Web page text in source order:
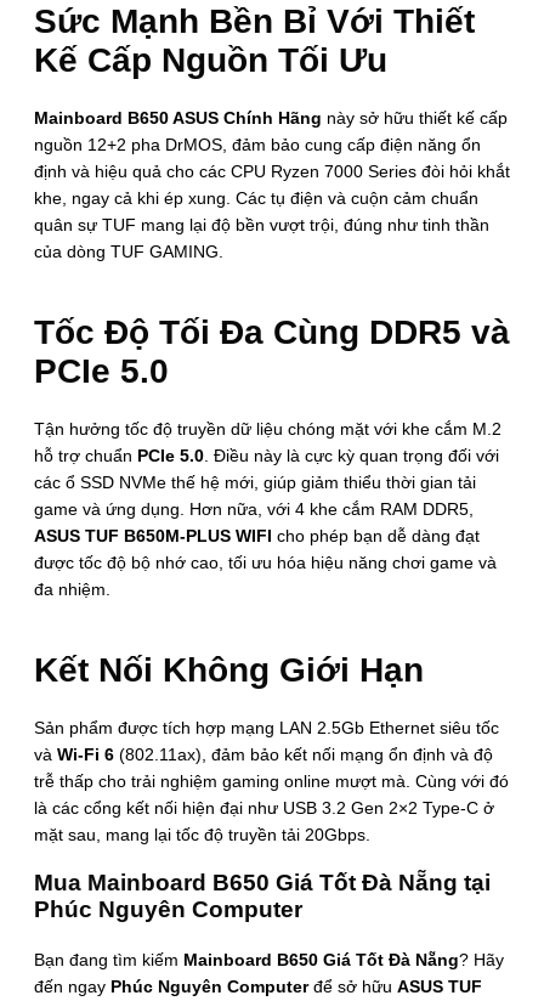
Sức Mạnh Bền Bỉ Với Thiết
Kế Cấp Nguồn Tối Ưu
Mainboard B650 ASUS Chính Hãng này sở hữu thiết kế cấp
nguồn 12+2 pha DrMOS, đảm bảo cung cấp điện năng ổn
định và hiệu quả cho các CPU Ryzen 7000 Series đòi hỏi khắt
khe, ngay cả khi ép xung. Các tụ điện và cuộn cảm chuẩn
quân sự TUF mang lại độ bền vượt trội, đúng như tinh thần
của dòng TUF GAMING.
Tốc Độ Tối Đa Cùng DDR5 và
PCIe 5.0
Tận hưởng tốc độ truyền dữ liệu chóng mặt với khe cắm M.2
hỗ trợ chuẩn PCIe 5.0 . Điều này là cực kỳ quan trọng đối với
các ổ SSD NVMe thế hệ mới, giúp giảm thiểu thời gian tải
game và ứng dụng. Hơn nữa, với 4 khe cắm RAM DDR5,
ASUS TUF B650M-PLUS WIFI cho phép bạn dễ dàng đạt
được tốc độ bộ nhớ cao, tối ưu hóa hiệu năng chơi game và
đa nhiệm.
Kết Nối Không Giới Hạn
Sản phẩm được tích hợp mạng LAN 2.5Gb Ethernet siêu tốc
và Wi-Fi 6 (802.11ax), đảm bảo kết nối mạng ổn định và độ
trễ thấp cho trải nghiệm gaming online mượt mà. Cùng với đó
là các cổng kết nối hiện đại như USB 3.2 Gen 2×2 Type-C ở
mặt sau, mang lại tốc độ truyền tải 20Gbps.
Mua Mainboard B650 Giá Tốt Đà Nẵng tại
Phúc Nguyên Computer
Bạn đang tìm kiếm Mainboard B650 Giá Tốt Đà Nẵng? Hãy
đến ngay Phúc Nguyên Computerđể sở hữu ASUS TUF